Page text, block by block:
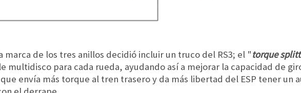
marca de los tres anillos decidió incluir un truco del RS3; el "torque
multidisco para cada rueda, ayudando así a mejorar la capacidad de
que envía más torque al tren trasero y da más libertad del ESP tener un